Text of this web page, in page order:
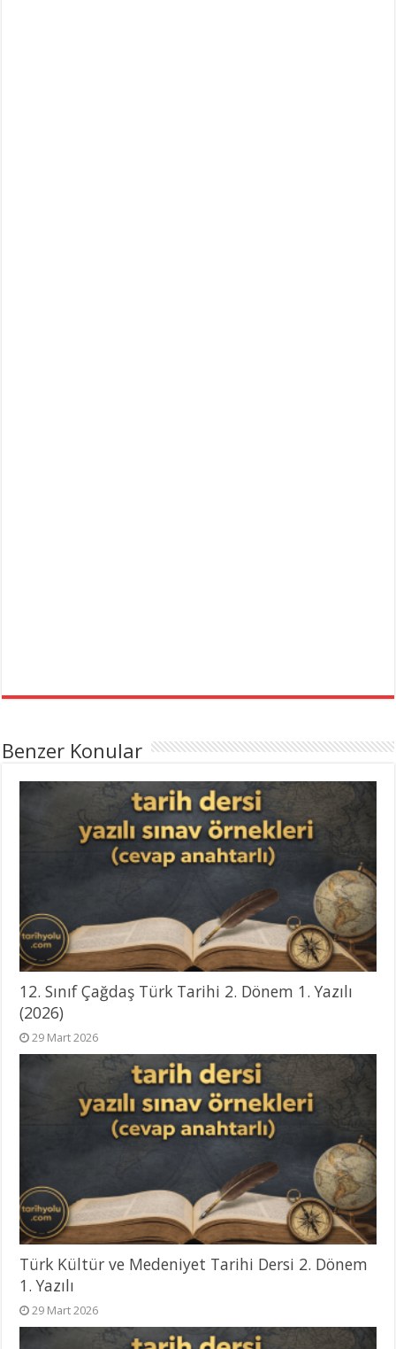
Benzer Konular
12. Sınıf Çağdaş Türk Tarihi 2. Dönem 1. Yazılı
(2026)
29 Mart 2026
Türk Kültür ve Medeniyet Tarihi Dersi 2. Dönem
1. Yazılı
29 Mart 2026